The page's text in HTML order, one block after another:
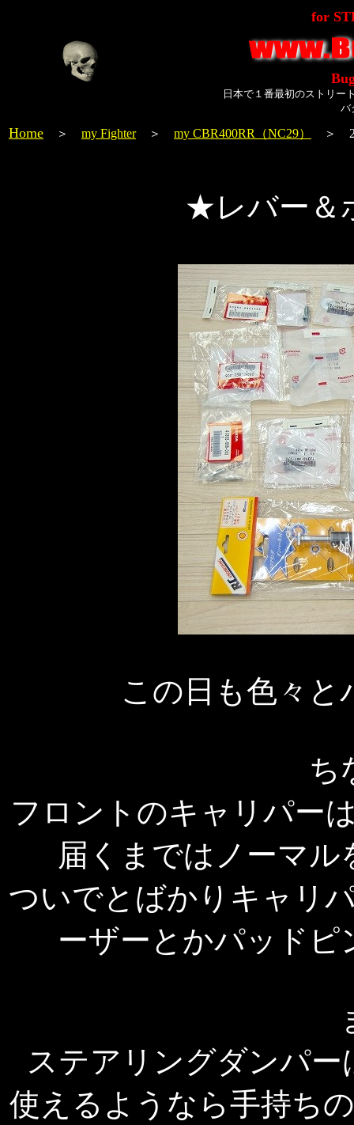
for
日本で１番最初のストリー
バ
Home ＞ my Fighter＞ my CBR400RR（NC29） ＞
★レバー＆
この日も色々と
ち
フロントのキャリパー
届くまではノーマ
ついでとばかりキャリ
ーザーとかパッド
ステアリングダンパ
使えるようなら手持ち